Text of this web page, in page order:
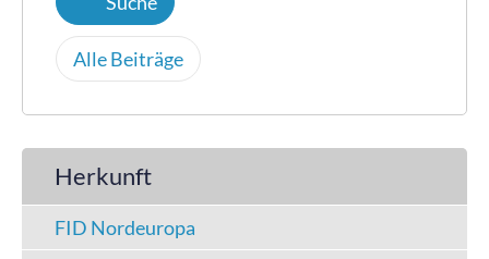
Alle Beiträge
Herkunft
FID Nordeuropa